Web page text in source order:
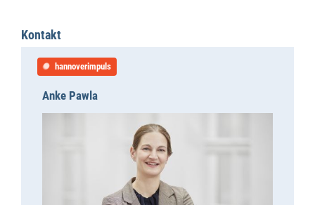
Kontakt
hannoverimpuls
Anke Pawla